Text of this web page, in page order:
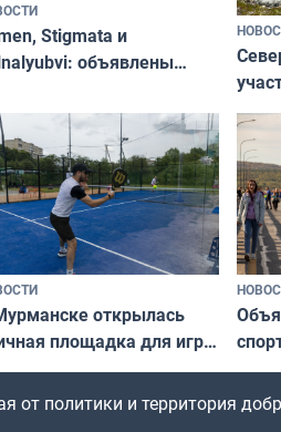
Stigmata и
объявлены
в 2026 года
по
открылась
площадка для игры
от политики и территория